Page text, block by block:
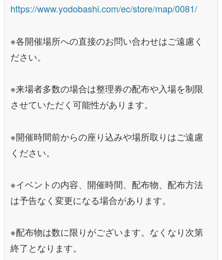
https://www.yodobashi.com/ec/store/map/0081/
※各開催場所への直接のお問い合わせはご遠慮く
ださい。
※来場者多数の場合は整理券の配布や入場を制限
させていただく可能性があります。
※開催時間前からの座り込みや場所取りはご遠慮
ください。
※イベントの内容、開催時間、配布物、配布方法
は予告なく変更になる場合があります。
※配布物は数に限りがございます。なくなり次第
終了となります。